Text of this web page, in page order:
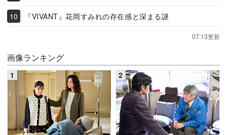
『VIVANT』花岡すみれの存在感と深まる謎
07:13更新
画像ランキング